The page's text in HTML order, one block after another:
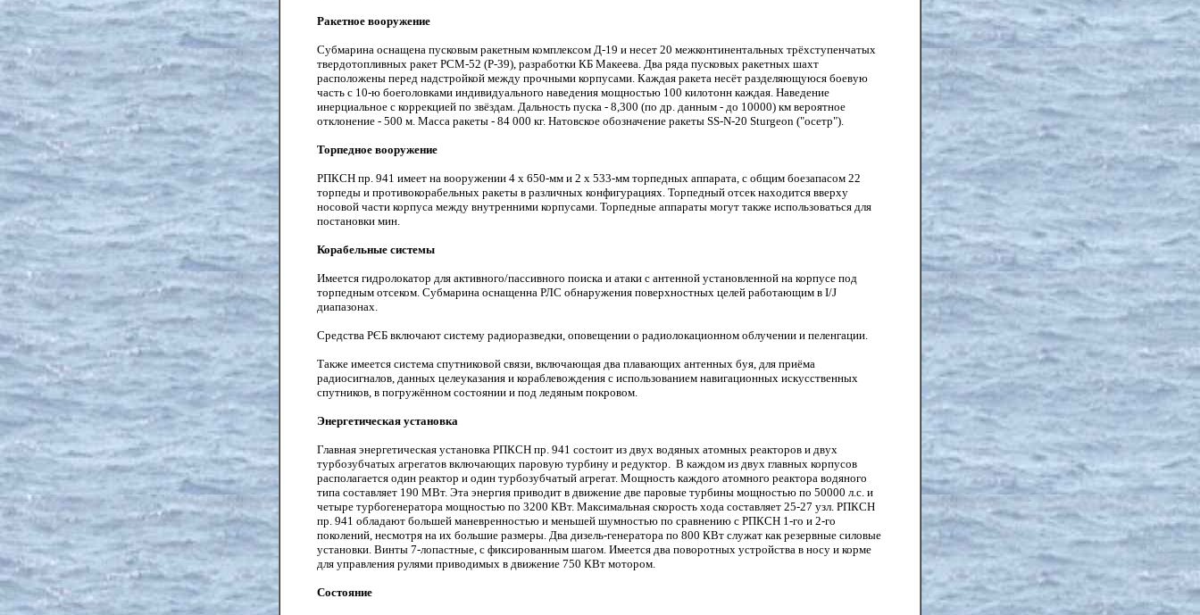
Ракетное вооружение
Субмарина оснащена пусковым ракетным комплексом Д-19 и несет 20 межконтинентальных трёхступенчатых
твердотопливных ракет РСМ-52 (Р-39), разработки КБ Макеева. Два ряда пусковых ракетных шахт
расположены перед надстройкой между прочными корпусами. Каждая ракета несёт разделяющуюся боевую
часть с 10-ю боеголовками индивидуального наведения мощностью 100 килотонн каждая. Наведение
инерциальное с коррекцией по звёздам. Дальность пуска - 8,300 (по др. данным - до 10000) км вероятное
отклонение - 500 м. Масса ракеты - 84 000 кг. Натовское обозначение ракеты SS-N-20 Sturgeon ("осетр").
Торпедное вооружение
РПКСН пр. 941 имеет на вооружении 4 х 650-мм и 2 х 533-мм торпедных аппарата, с общим боезапасом 22
торпеды и противокорабельных ракеты в различных конфигурациях. Торпедный отсек находится вверху
носовой части корпуса между внутренними корпусами. Торпедные аппараты могут также использоваться для
постановки мин.
Корабельные системы
Имеется гидролокатор для активного/пассивного поиска и атаки с антенной установленной на корпусе под
торпедным отсеком. Субмарина оснащенна РЛС обнаружения поверхностных целей работающим в I/J
диапазонах.
Средства РЄБ включают систему радиоразведки, оповещении о радиолокационном облучении и пеленгации.
Также имеется система спутниковой связи, включающая два плавающих антенных буя, для приёма
радиосигналов, данных целеуказания и кораблевождения с использованием навигационных искусственных
спутников, в погружённом состоянии и под ледяным покровом.
Энергетическая установка
Главная энергетическая установка РПКСН пр. 941 состоит из двух водяных атомных реакторов и двух
турбозубчатых агрегатов включающих паровую турбину и редуктор. В каждом из двух главных корпусов
располагается один реактор и один турбозубчатый агрегат. Мощность каждого атомного реактора водяного
типа составляет 190 МВт. Эта энергия приводит в движение две паровые турбины мощностью по 50000 л.с. и
четыре турбогенератора мощностью по 3200 КВт. Максимальная скорость хода составляет 25-27 узл. РПКСН
пр. 941 обладают большей маневренностью и меньшей шумностью по сравнению с РПКСН 1-го и 2-го
поколений, несмотря на их большие размеры. Два дизель-генератора по 800 КВт служат как резервные силовые
установки. Винты 7-лопастные, с фиксированным шагом. Имеется два поворотных устройства в носу и корме
для управления рулями приводимых в движение 750 КВт мотором.
Состояние